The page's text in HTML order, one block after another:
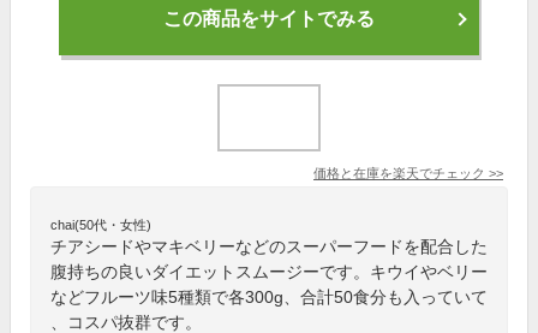
この商品をサイトでみる
価格と在庫を楽天でチェック >>
chai(50代・女性)
チアシードやマキベリーなどのスーパーフードを配合した
腹持ちの良いダイエットスムージーです。キウイやベリー
などフルーツ味5種類で各300g、合計50食分も入っていて
、コスパ抜群です。